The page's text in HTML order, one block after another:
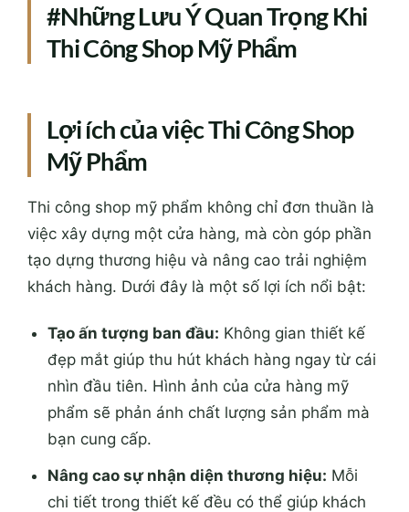
#Những Lưu Ý Quan Trọng Khi
Thi Công Shop Mỹ Phẩm
Lợi ích của việc Thi Công Shop
Mỹ Phẩm
Thi công shop mỹ phẩm không chỉ đơn thuần là
việc xây dựng một cửa hàng, mà còn góp phần
tạo dựng thương hiệu và nâng cao trải nghiệm
khách hàng. Dưới đây là một số lợi ích nổi bật:
Tạo ấn tượng ban đầu: Không gian thiết kế
đẹp mắt giúp thu hút khách hàng ngay từ cái
nhìn đầu tiên. Hình ảnh của cửa hàng mỹ
phẩm sẽ phản ánh chất lượng sản phẩm mà
bạn cung cấp.
Nâng cao sự nhận diện thương hiệu: Mỗi
chi tiết trong thiết kế đều có thể giúp khách